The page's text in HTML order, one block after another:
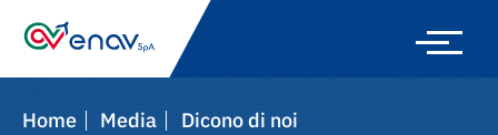
Home Media Dicono di noi